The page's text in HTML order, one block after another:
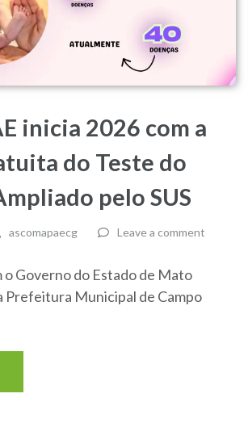
inicia 2026 com a
do Teste do
pelo SUS
ascomapaecg Leave a comment
o Governo do Estado de Mato
Prefeitura Municipal de Campo